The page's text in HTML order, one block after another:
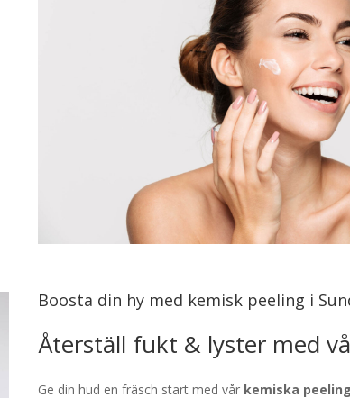
Boosta din hy med kemisk peeling i
Återställ fukt & lyster med
Ge din hud en fräsch start med vår kemiska